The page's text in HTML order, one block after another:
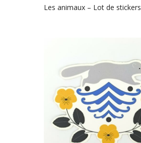
Les animaux – Lot de stickers